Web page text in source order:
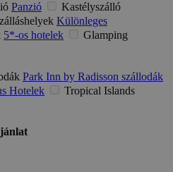
Panzió
Kastélyszálló
Különleges
5*-os hotelek
Glamping
Park Inn by Radisson szállodák
Hotelek
Tropical Islands